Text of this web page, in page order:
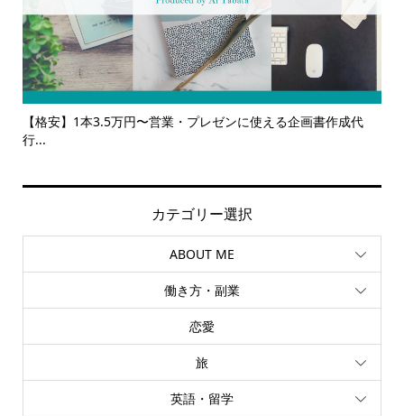
【サービス一覧】広報・企画・デザインの単発依頼からトータ
ルサ...
カテゴリー選択
ABOUT ME
働き方・副業
恋愛
旅
英語・留学